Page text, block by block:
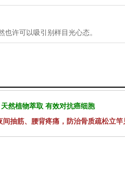
许可以吸引别样目光心态。
然植物萃取 有效对抗癌细胞
抽筋、腰背疼痛，防治骨质疏松立竿